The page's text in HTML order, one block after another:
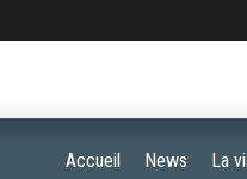
Accueil News La